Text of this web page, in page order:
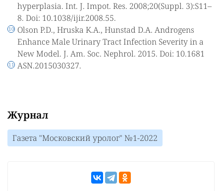
hyperplasia. Int. J. Impot. Res. 2008;20(Suppl. 3):S11–
8. Doi: 10.1038/ijir.2008.55.
Olson P.D., Hruska K.A., Hunstad D.A. Androgens
Enhance Male Urinary Tract Infection Severity in a
New Model. J. Am. Soc. Nephrol. 2015. Doi: 10.1681
ASN.2015030327.
Журнал
Газета "Московский уролог" №1-2022